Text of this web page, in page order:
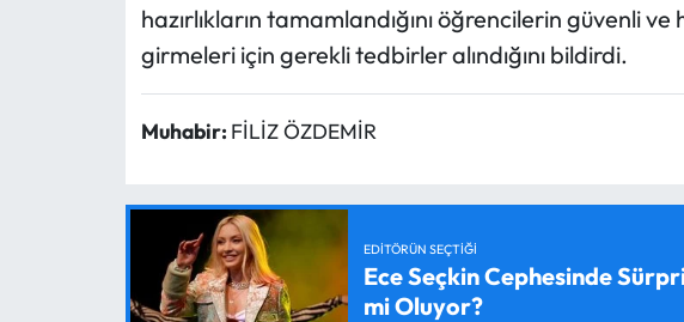
hazırlıkların tamamlandığını öğrencilerin güvenli
girmeleri için gerekli tedbirler alındığını bildirdi.
Muhabir: FİLİZ ÖZDEMİR
EDITÖRÜN SEÇTIĞI
Ece Seçkin Cephesinde
mi Oluyor?